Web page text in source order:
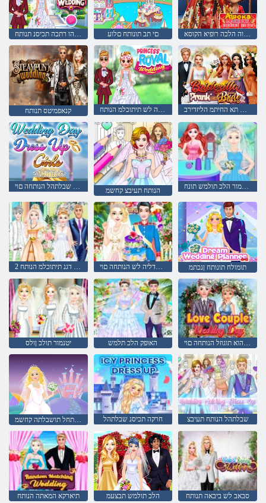
הלמשהו רתכה תכיסנ תנותח םי תב תונותח םלוע תידוה הלכה רופיא הקוסא
קנאפמיטס תנותח הכיסנה לש תיתוכלמ הנותח הלכה תא החיתמ הליזדירב
תונב שבלתהל הנותחה םוי הנותח תעיבצ קחשמ תויטנמור הלכ תולמש תונח
תיתוכלמה הדליה לש הנותחה םוי תומולח תונותח ןנכתמ
יטנמור תולכ ןולס האופק הלכ תלמש םיבהוא תוגוזל הנותחה םוי
הכיסנ לש הנותחל תושבלתה קחשמ חרקה תכיסנ שבלתהל שבלתהל הנותח תעיבצ
תיארקא המאתה הנותח הלכ תולמש תבצעמ סבאב לש ביבאה תנותח